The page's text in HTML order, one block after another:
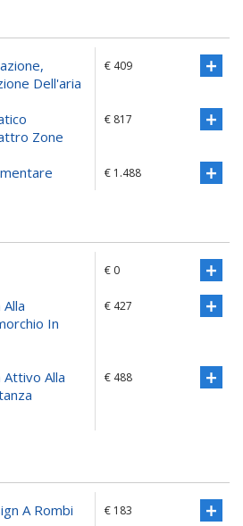
Dell'aria
€ 409
Zone
€ 817
€ 1.488
€ 0
In
€ 427
Alla
€ 488
A Rombi
€ 183